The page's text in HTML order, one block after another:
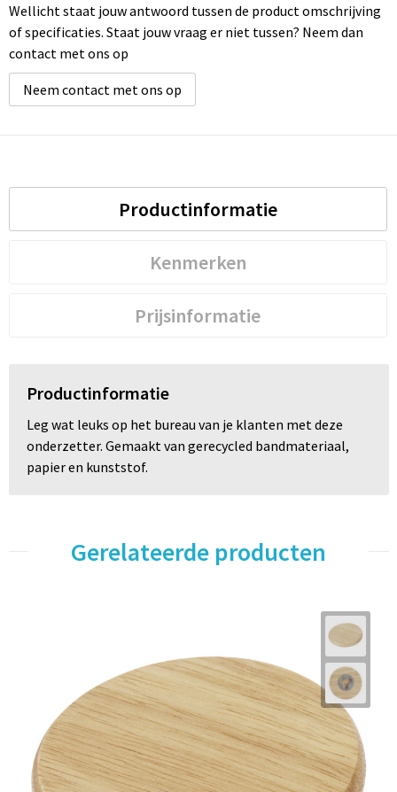
Wellicht staat jouw antwoord tussen de product omschrijving
of specificaties. Staat jouw vraag er niet tussen? Neem dan
contact met ons op
Neem contact met ons op
Productinformatie
Kenmerken
Prijsinformatie
Productinformatie
Leg wat leuks op het bureau van je klanten met deze
onderzetter. Gemaakt van gerecycled bandmateriaal,
papier en kunststof.
Gerelateerde producten